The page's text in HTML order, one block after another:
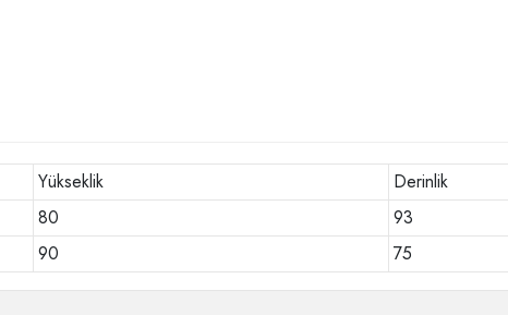
Yükseklik
Derinlik
80
93
90 75